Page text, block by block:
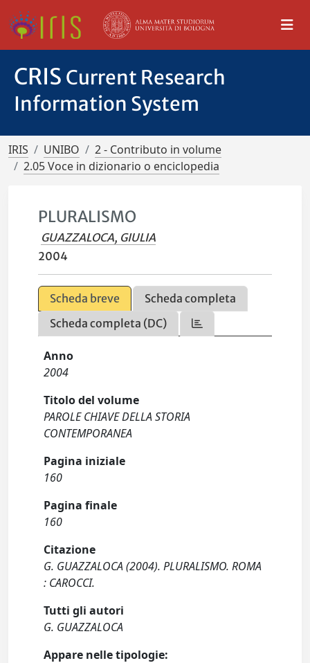
CRIS Current Research
Information System
IRIS UNIBO
2 - Contributo in volume
2.05 Voce in dizionario o enciclopedia
PLURALISMO
GUAZZALOCA, GIULIA
2004
Scheda breve
Scheda completa
Scheda completa (DC)
Anno
2004
Titolo del volume
PAROLE CHIAVE DELLA STORIA
CONTEMPORANEA
Pagina iniziale
160
Pagina finale
160
Citazione
G. GUAZZALOCA (2004). PLURALISMO. ROMA
: CAROCCI.
Tutti gli autori
G. GUAZZALOCA
Appare nelle tipologie: